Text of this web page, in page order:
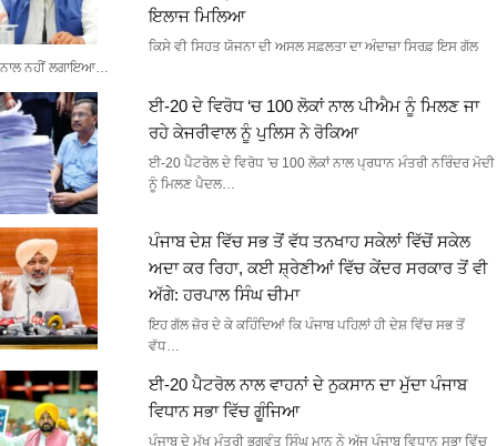
ਇਲਾਜ ਮਿਲਿਆ
ਕਿਸੇ ਵੀ ਸਿਹਤ ਯੋਜਨਾ ਦੀ ਅਸਲ ਸਫ਼ਲਤਾ ਦਾ ਅੰਦਾਜ਼ਾ ਸਿਰਫ਼ ਇਸ ਗੱਲ
ਨਾਲ ਨਹੀਂ ਲਗਾਇਆ…
ਈ-20 ਦੇ ਵਿਰੋਧ ‘ਚ 100 ਲੋਕਾਂ ਨਾਲ ਪੀਐਮ ਨੂੰ ਮਿਲਣ ਜਾ
ਰਹੇ ਕੇਜਰੀਵਾਲ ਨੂੰ ਪੁਲਿਸ ਨੇ ਰੋਕਿਆ
ਈ-20 ਪੈਟਰੋਲ ਦੇ ਵਿਰੋਧ 'ਚ 100 ਲੋਕਾਂ ਨਾਲ ਪ੍ਰਧਾਨ ਮੰਤਰੀ ਨਰਿੰਦਰ ਮੋਦੀ
ਨੂੰ ਮਿਲਣ ਪੈਦਲ…
ਪੰਜਾਬ ਦੇਸ਼ ਵਿੱਚ ਸਭ ਤੋਂ ਵੱਧ ਤਨਖਾਹ ਸਕੇਲਾਂ ਵਿੱਚੋਂ ਸਕੇਲ
ਅਦਾ ਕਰ ਰਿਹਾ, ਕਈ ਸ਼੍ਰੇਣੀਆਂ ਵਿੱਚ ਕੇਂਦਰ ਸਰਕਾਰ ਤੋਂ ਵੀ
ਅੱਗੇ: ਹਰਪਾਲ ਸਿੰਘ ਚੀਮਾ
ਇਹ ਗੱਲ ਜ਼ੋਰ ਦੇ ਕੇ ਕਹਿੰਦਿਆਂ ਕਿ ਪੰਜਾਬ ਪਹਿਲਾਂ ਹੀ ਦੇਸ਼ ਵਿੱਚ ਸਭ ਤੋਂ
ਵੱਧ…
ਈ-20 ਪੈਟਰੋਲ ਨਾਲ ਵਾਹਨਾਂ ਦੇ ਨੁਕਸਾਨ ਦਾ ਮੁੱਦਾ ਪੰਜਾਬ
ਵਿਧਾਨ ਸਭਾ ਵਿੱਚ ਗੂੰਜਿਆ
ਪੰਜਾਬ ਦੇ ਮੁੱਖ ਮੰਤਰੀ ਭਗਵੰਤ ਸਿੰਘ ਮਾਨ ਨੇ ਅੱਜ ਪੰਜਾਬ ਵਿਧਾਨ ਸਭਾ ਵਿੱਚ